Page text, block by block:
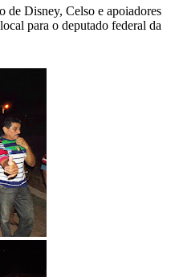
Disney, Celso e apoiadores
para o deputado federal da